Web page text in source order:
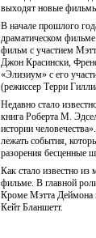
выходят новые
В начале прошлого
драматическом
фильм с участием
Джон Красински,
«Элизиум» с его
(режиссер Терри
Недавно стало
книга Роберта М.
истории
лежать события,
разорения бесценные
Как стало известно
фильме. В главной
Кроме Мэтта Деймона
Кейт Бланшетт.